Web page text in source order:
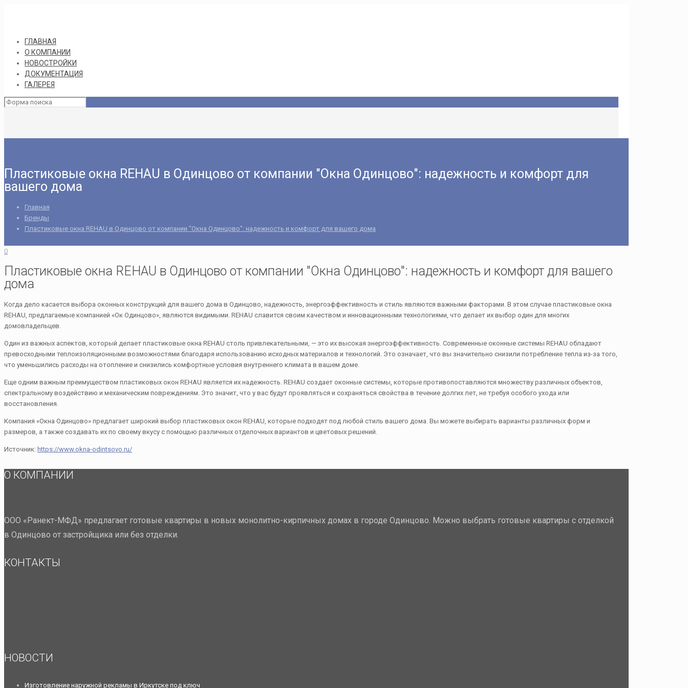
ГЛАВНАЯ
О КОМПАНИИ
НОВОСТРОЙКИ
ДОКУМЕНТАЦИЯ
ГАЛЕРЕЯ
Пластиковые окна REHAU в Одинцово от компании "Окна Одинцово": надежность и комфорт для
вашего дома
Главная
Бренды
Пластиковые окна REHAU в Одинцово от компании "Окна Одинцово": надежность и комфорт для вашего дома
0
Пластиковые окна REHAU в Одинцово от компании "Окна Одинцово": надежность и комфорт для вашего
дома
Когда дело касается выбора оконных конструкций для вашего дома в Одинцово, надежность, энергоэффективность и стиль являются важными факторами. В этом случае пластиковые окна
REHAU, предлагаемые компанией «Ок Одинцово», являются видимыми. REHAU славится своим качеством и инновационными технологиями, что делает их выбор один для многих
домовладельцев.
Один из важных аспектов, который делает пластиковые окна REHAU столь привлекательными, — это их высокая энергоэффективность. Современные оконные системы REHAU обладают
превосходными теплоизоляционными возможностями благодаря использованию исходных материалов и технологий. Это означает, что вы значительно снизили потребление тепла из-за того,
что уменьшились расходы на отопление и снизились комфортные условия внутреннего климата в вашем доме.
Еще одним важным преимуществом пластиковых окон REHAU является их надежность. REHAU создает оконные системы, которые противопоставляются множеству различных объектов,
спектральному воздействию и механическим повреждениям. Это значит, что у вас будут проявляться и сохраняться свойства в течение долгих лет, не требуя особого ухода или
восстановления.
Компания «Окна Одинцово» предлагает широкий выбор пластиковых окон REHAU, которые подходят под любой стиль вашего дома. Вы можете выбирать варианты различных форм и
размеров, а также создавать их по своему вкусу с помощью различных отделочных вариантов и цветовых решений.
Источник: https://www.okna-odintsovo.ru/
О КОМПАНИИ
ООО «Ранект-МФД» предлагает готовые квартиры в новых монолитно-кирпичных домах в городе Одинцово. Можно выбрать готовые квартиры с отделкой
в Одинцово от застройщика или без отделки.
КОНТАКТЫ
НОВОСТИ
Изготовление наружной рекламы в Иркутске под ключ